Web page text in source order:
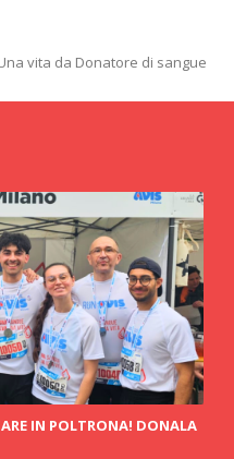
vita da Donatore di sangue
IN POLTRONA! DONALA